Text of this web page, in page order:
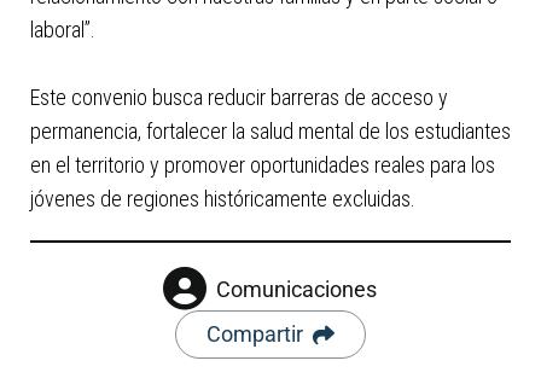
laboral”.
Este convenio busca reducir barreras de acceso y
permanencia, fortalecer la salud mental de los estudiantes
en el territorio y promover oportunidades reales para los
jóvenes de regiones históricamente excluidas.
Comunicaciones
Compartir